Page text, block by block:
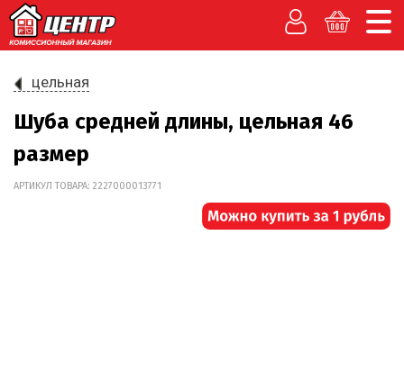
цельная
Шуба средней длины, цельная 46
размер
АРТИКУЛ ТОВАРА: 2227000013771